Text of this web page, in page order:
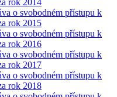
rok 2014
o svobodném přístupu k
rok 2015
o svobodném přístupu k
rok 2016
o svobodném přístupu k
rok 2017
o svobodném přístupu k
rok 2018